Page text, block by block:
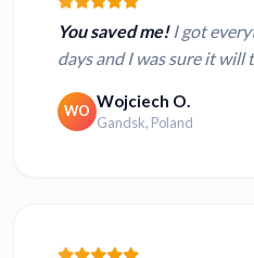
You saved me!I got
days and I was sure it will
WO Wojciech O.
Gandsk, Poland